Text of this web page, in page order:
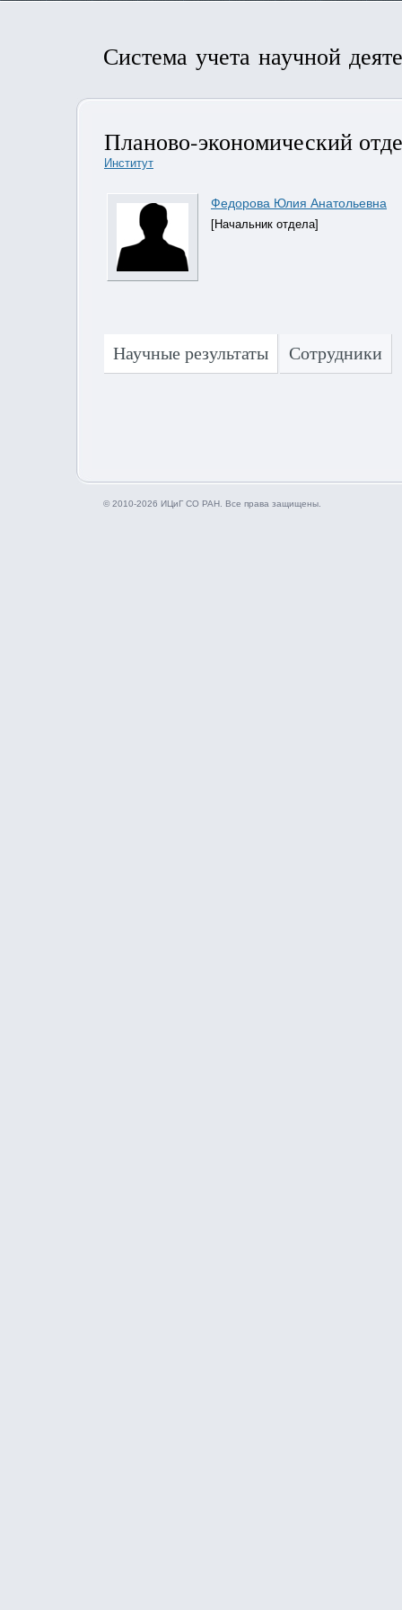
Система учета научной
Планово-экономический
Институт
Федорова Юлия Анатольевна
[Начальник отдела]
Научные результаты Сотрудники
© 2010-2026 ИЦиГ СО РАН. Все права защищены.